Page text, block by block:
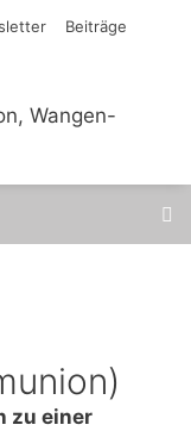
Beiträge
zu einer